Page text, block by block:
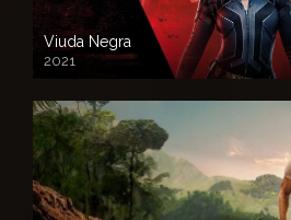
Viuda Negra
2021